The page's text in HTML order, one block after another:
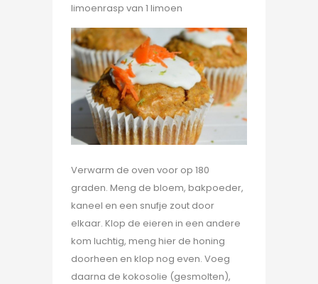
limoenrasp van 1 limoen
Verwarm de oven voor op 180
graden. Meng de bloem, bakpoeder,
kaneel en een snufje zout door
elkaar. Klop de eieren in een andere
kom luchtig, meng hier de honing
doorheen en klop nog even. Voeg
daarna de kokosolie (gesmolten),